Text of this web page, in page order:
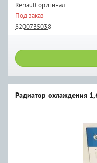
Renault оригинал
Под заказ
8200735038
Радиатор охлаждения